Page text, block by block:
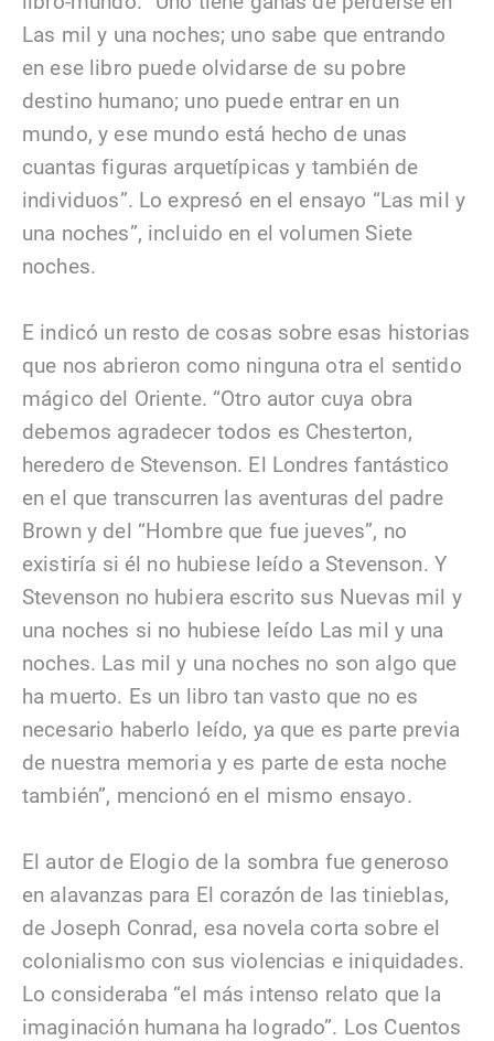
Las mil y una noches; uno sabe que entrando
en ese libro puede olvidarse de su pobre
destino humano; uno puede entrar en un
mundo, y ese mundo está hecho de unas
cuantas figuras arquetípicas y también de
individuos”. Lo expresó en el ensayo “Las mil y
una noches”, incluido en el volumen Siete
noches.
E indicó un resto de cosas sobre esas historias
que nos abrieron como ninguna otra el sentido
mágico del Oriente. “Otro autor cuya obra
debemos agradecer todos es Chesterton,
heredero de Stevenson. El Londres fantástico
en el que transcurren las aventuras del padre
Brown y del “Hombre que fue jueves”, no
existiría si él no hubiese leído a Stevenson. Y
Stevenson no hubiera escrito sus Nuevas mil y
una noches si no hubiese leído Las mil y una
noches. Las mil y una noches no son algo que
ha muerto. Es un libro tan vasto que no es
necesario haberlo leído, ya que es parte previa
de nuestra memoria y es parte de esta noche
también”, mencionó en el mismo ensayo.
El autor de Elogio de la sombra fue generoso
en alavanzas para El corazón de las tinieblas,
de Joseph Conrad, esa novela corta sobre el
colonialismo con sus violencias e iniquidades.
Lo consideraba “el más intenso relato que la
imaginación humana ha logrado”. Los Cuentos